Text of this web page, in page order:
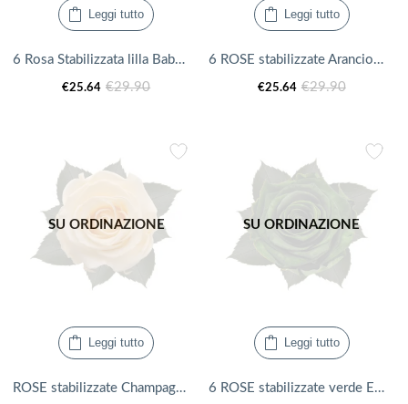
Leggi tutto
6 Rosa Stabilizzata lilla Baby Lily
€25.64Il
€25.64.
€29.90Il
era:
Leggi tutto
6 ROSE stabilizzate Arancione
€25.64Il
€25.64.
€29.90Il
era:
SU ORDINAZIONE
Leggi tutto
ROSE stabilizzate Champagne
SU ORDINAZIONE
Leggi tutto
6 ROSE stabilizzate verde Emerald Green